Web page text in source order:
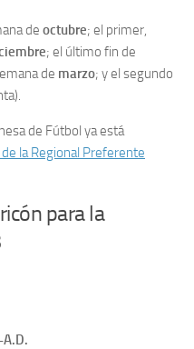
de octubre; el primer,
; el último fin de
de marzo; y el segundo
de Fútbol ya está
la Regional Preferente
para la
A.D.